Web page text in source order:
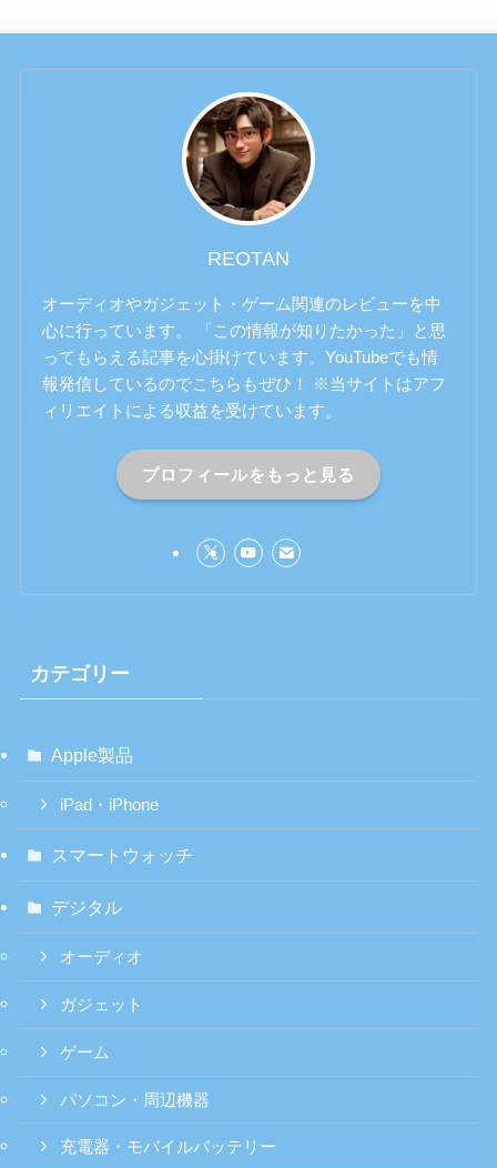
REOTAN
オーディオやガジェット・ゲーム関連のレビューを中
心に行っています。 「この情報が知りたかった」と思
ってもらえる記事を心掛けています。YouTubeでも情
報発信しているのでこちらもぜひ！ ※当サイトはアフ
ィリエイトによる収益を受けています。
プロフィールをもっと見る
カテゴリー
Apple製品
iPad・iPhone
スマートウォッチ
デジタル
オーディオ
ガジェット
ゲーム
パソコン・周辺機器
充電器・モバイルバッテリー